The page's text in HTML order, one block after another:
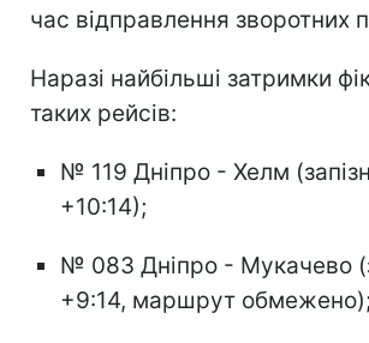
час відправлення зворотних
Наразі найбільші затримки
таких рейсів:
№ 119 Дніпро - Хелм
+10:14);
№ 083 Дніпро - Мукачево
+9:14, маршрут обмежено);